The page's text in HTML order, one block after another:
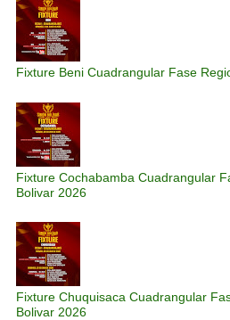
Fixture Beni Cuadrangular Fase
Fixture Cochabamba Cuadrangular
Bolivar 2026
Fixture Chuquisaca Cuadrangular
Bolivar 2026